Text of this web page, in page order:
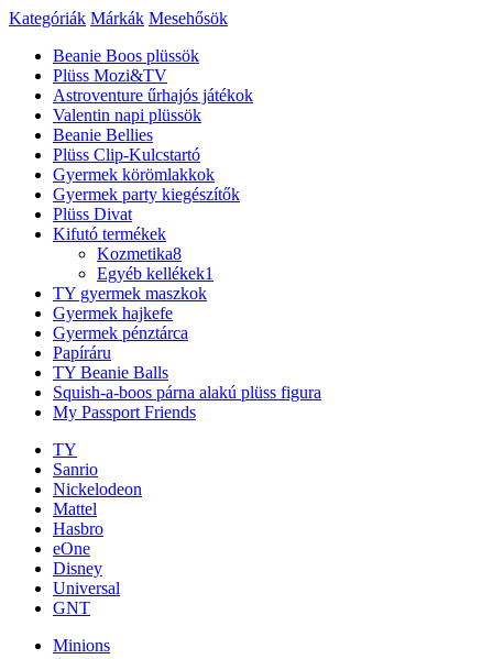
Kategóriák Márkák Mesehősök
Beanie Boos plüssök
Plüss Mozi&TV
Astroventure űrhajós játékok
Valentin napi plüssök
Beanie Bellies
Plüss Clip-Kulcstartó
Gyermek körömlakkok
Gyermek party kiegészítők
Plüss Divat
Kifutó termékek
Kozmetika8
Egyéb kellékek1
TY gyermek maszkok
Gyermek hajkefe
Gyermek pénztárca
Papíráru
TY Beanie Balls
Squish-a-boos párna alakú plüss figura
My Passport Friends
TY
Sanrio
Nickelodeon
Mattel
Hasbro
eOne
Disney
Universal
GNT
Minions